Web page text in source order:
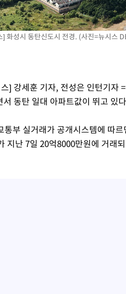
] 화성시 동탄신도시 전경. (사진=뉴시스
] 강세훈 기자, 전성은 인턴기자
서 동탄 일대 아파트값이 뛰고 있
통부 실거래가 공개시스템에 따
지난 7일 20억8000만원에 거래